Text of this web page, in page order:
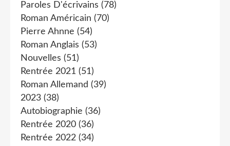
Paroles D'écrivains (78)
Roman Américain (70)
Pierre Ahnne (54)
Roman Anglais (53)
Nouvelles (51)
Rentrée 2021 (51)
Roman Allemand (39)
2023 (38)
Autobiographie (36)
Rentrée 2020 (36)
Rentrée 2022 (34)